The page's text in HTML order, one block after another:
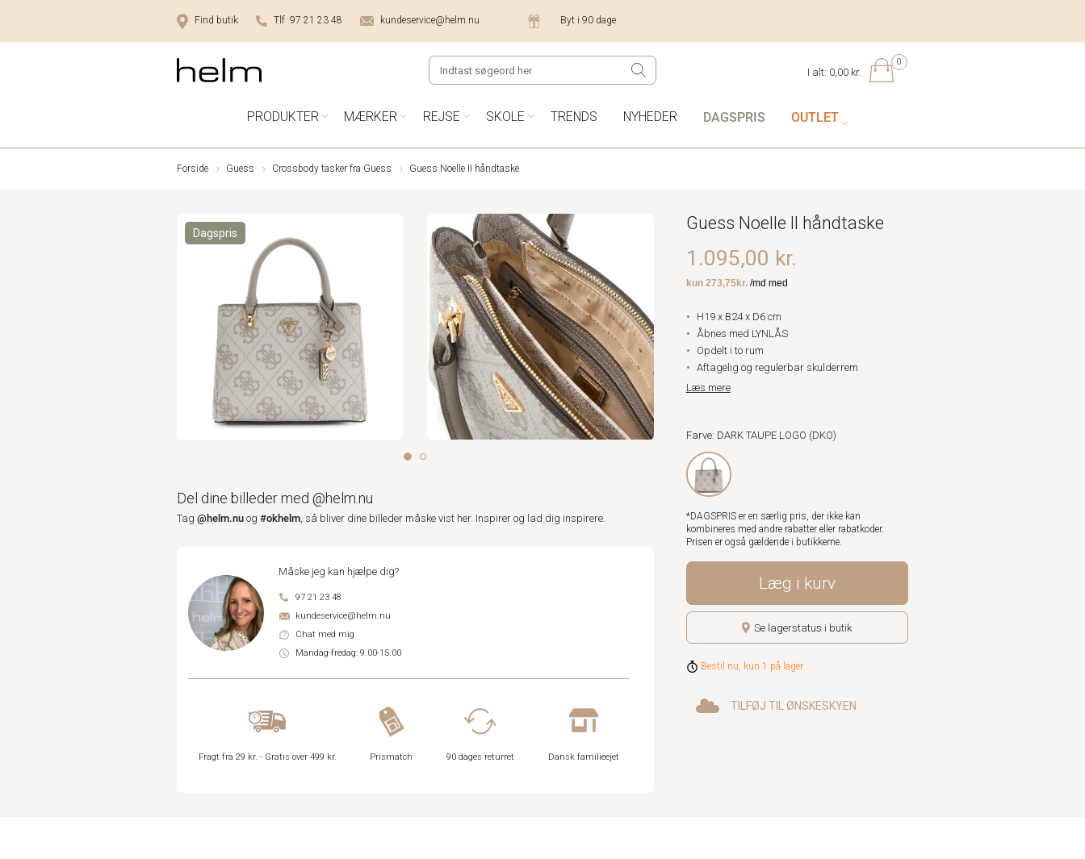
Find butik Tlf 97 21 23 48 kundeservice@helm.nu Byt i 90 dage
0
I alt: 0,00 kr.
PRODUKTER MÆRKER REJSE SKOLE TRENDS NYHEDER DAGSPRIS OUTLET
Forside Guess Crossbody tasker fra Guess Guess Noelle II håndtaske
Dagspris
Del dine billeder med @helm.nu
Tag @helm.nu og #okhelm, så bliver dine billeder måske vist her. Inspirer og lad dig inspirere.
Måske jeg kan hjælpe dig?
97 21 23 48
kundeservice@helm.nu
Chat med mig
Mandag-fredag: 9.00-15.00
Fragt fra 29 kr. - Gratis over 499 kr. Prismatch 90 dages returret Dansk familieejet
Guess Noelle II håndtaske
1.095,00 kr.
H19 x B24 x D6 cm
Åbnes med LYNLÅS
Opdelt i to rum
Aftagelig og regulerbar skulderrem
Læs mere
Farve: DARK TAUPE LOGO (DKO)
*DAGSPRIS er en særlig pris, der ikke kan
kombineres med andre rabatter eller rabatkoder.
Prisen er også gældende i butikkerne.
Læg i kurv
Se lagerstatus i butik
Bestil nu, kun 1 på lager
TILFØJ TIL ØNSKESKYEN